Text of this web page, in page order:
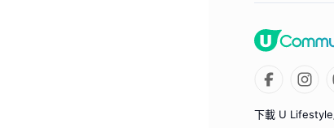
下載 U